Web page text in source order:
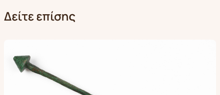
Δείτε επίσης